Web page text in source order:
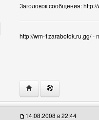
профиль
Заголовок сообщения:
http://wm-1zarabotok.ru.gg/-
Посетить сайт
14.08.2008 в 22:44